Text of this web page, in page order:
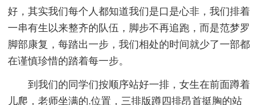
好，其实我们每个人都知道我们是口是心非，我们排着
一串有生以来整齐的队伍，脚步不再追跑，而是范梦罗
脚部康复，每踏出一步，我们相处的时间就少了一部都
在谨慎珍惜的踏着每一步。
到我们的同学们按顺序站好一排，女生在前面蹲着
儿爬，老师坐满的.位置，三排版蹲四排昂首挺胸的站